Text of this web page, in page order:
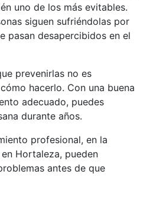
uno de los más evitables.
siguen sufriéndolas por
pasan desapercibidos en el
prevenirlas no es
hacerlo. Con una buena
adecuado, puedes
durante años.
profesional, en la
en Hortaleza, pueden
antes de que